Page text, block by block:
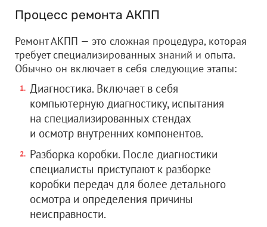
Процесс ремонта АКПП
Ремонт АКПП — это сложная процедура, которая
требует специализированных знаний и опыта.
Обычно он включает в себя следующие этапы:
Диагностика. Включает в себя
компьютерную диагностику, испытания
на специализированных стендах
и осмотр внутренних компонентов.
Разборка коробки. После диагностики
специалисты приступают к разборке
коробки передач для более детального
осмотра и определения причины
неисправности.